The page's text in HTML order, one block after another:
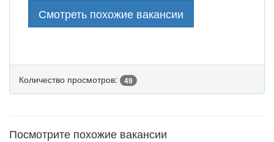
Смотреть похожие вакансии
Количество просмотров: 49
Посмотрите похожие вакансии